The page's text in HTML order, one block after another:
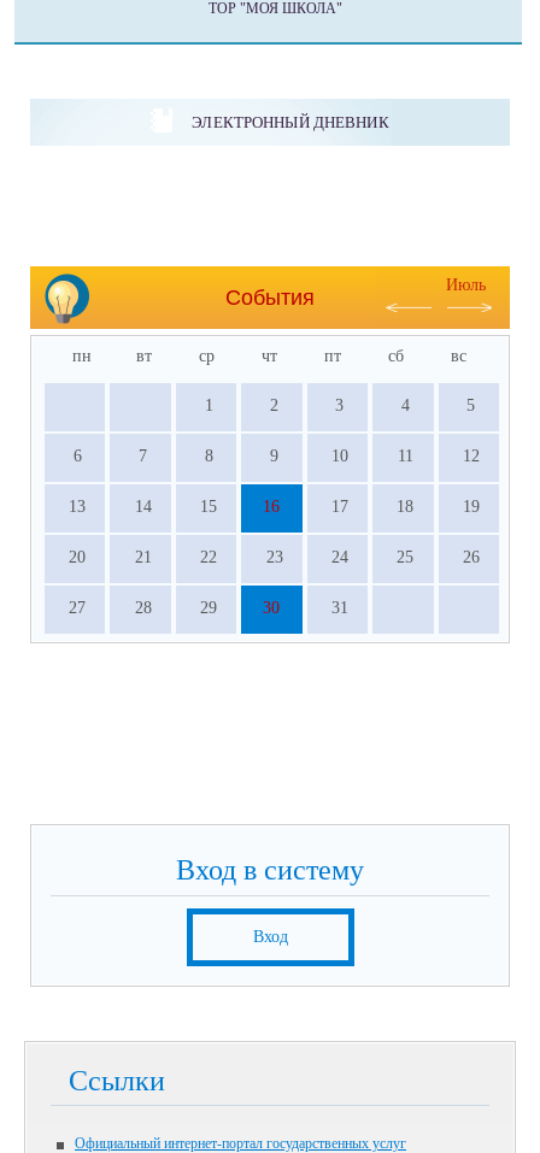
ТОР "МОЯ ШКОЛА"
ЭЛЕКТРОННЫЙ ДНЕВНИК
События
Июль
пн вт ср чт пт сб вс
1 2 3 4 5
6 7 8 9 10 11 12
13 14 15 16 17 18 19
20 21 22 23 24 25 26
27 28 29 30 31
Вход в систему
Вход
Ссылки
Официальный интернет-портал государственных услуг